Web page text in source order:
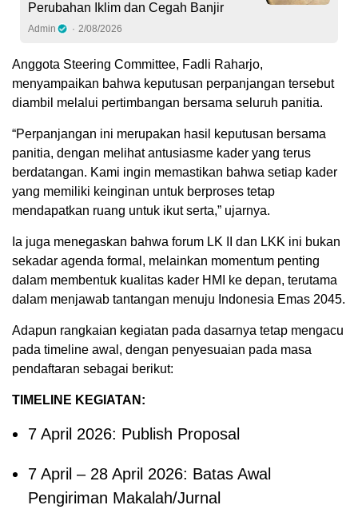
Perubahan Iklim dan Cegah Banjir
Admin 2/08/2026
Anggota Steering Committee, Fadli Raharjo,
menyampaikan bahwa keputusan perpanjangan tersebut
diambil melalui pertimbangan bersama seluruh panitia.
“Perpanjangan ini merupakan hasil keputusan bersama
panitia, dengan melihat antusiasme kader yang terus
berdatangan. Kami ingin memastikan bahwa setiap kader
yang memiliki keinginan untuk berproses tetap
mendapatkan ruang untuk ikut serta,” ujarnya.
Ia juga menegaskan bahwa forum LK II dan LKK ini bukan
sekadar agenda formal, melainkan momentum penting
dalam membentuk kualitas kader HMI ke depan, terutama
dalam menjawab tantangan menuju Indonesia Emas 2045.
Adapun rangkaian kegiatan pada dasarnya tetap mengacu
pada timeline awal, dengan penyesuaian pada masa
pendaftaran sebagai berikut:
TIMELINE KEGIATAN:
7 April 2026: Publish Proposal
7 April – 28 April 2026: Batas Awal
Pengiriman Makalah/Jurnal